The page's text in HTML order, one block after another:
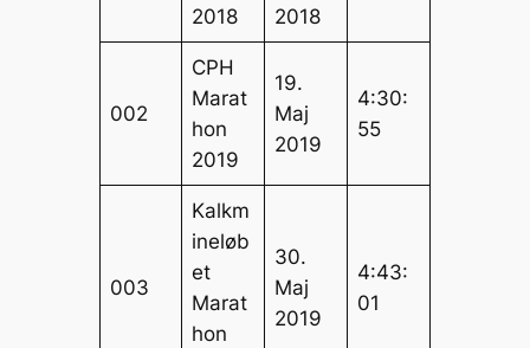
2018
2018
002
CPH
Marat
hon
2019
19.
Maj
2019
4:30:
55
003
Kalkm
ineløb
et
Marat
hon
30.
Maj
2019
4:43:
01